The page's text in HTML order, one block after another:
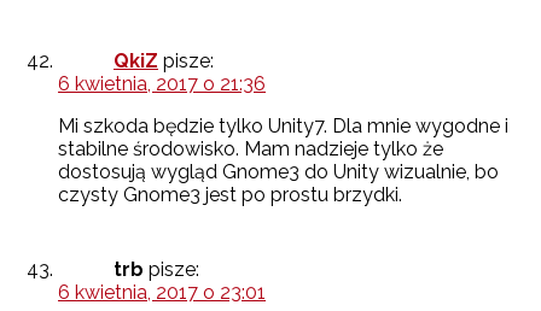
QkiZ pisze:
6 kwietnia, 2017 o 21:36
Mi szkoda będzie tylko Unity7. Dla mnie wygodne i
stabilne środowisko. Mam nadzieje tylko że
dostosują wygląd Gnome3 do Unity wizualnie, bo
czysty Gnome3 jest po prostu brzydki.
trb pisze:
6 kwietnia, 2017 o 23:01